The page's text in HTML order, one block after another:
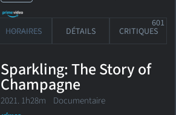
HORAIRES DÉTAILS CRITIQUES
601
Sparkling: The Story of
Champagne
2021. 1h28m Documentaire